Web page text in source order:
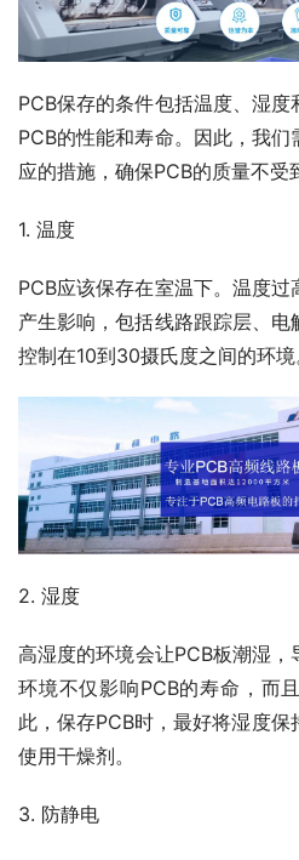
PCB保存的条件包括温度、湿
PCB的性能和寿命。因此，我
应的措施，确保PCB的质量不受
1. 温度
PCB应该保存在室温下。温度
产生影响，包括线路跟踪层、
控制在10到30摄氏度之间的环境
2. 湿度
高湿度的环境会让PCB板潮湿
环境不仅影响PCB的寿命，而
此，保存PCB时，最好将湿度
使用干燥剂。
3. 防静电